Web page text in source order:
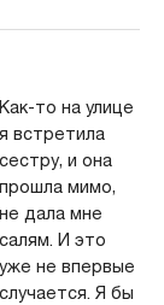
Как-то на улице
я встретила
сестру, и она
прошла мимо,
не дала мне
салям. И это
уже не впервые
случается. Я бы